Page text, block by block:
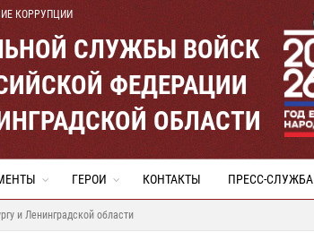
КОРРУПЦИИ
СЛУЖБЫ ВОЙСК
ФЕДЕРАЦИИ
ОБЛАСТИ
ГЕРОИ КОНТАКТЫ ПРЕСС-СЛУЖБА
и Ленинградской области